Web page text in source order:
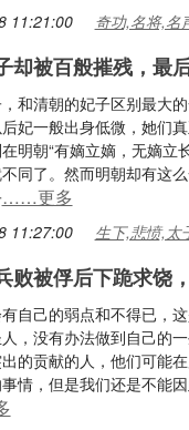
11:21:00 奇功,名将,名
却被百般摧残，最
和清朝的妃子区别最大
妃一般出身低微，她们
明朝“有嫡立嫡，无嫡立
同了。然而明朝却有这
……更多
11:27:00 生下,悲愤,太
败被俘后下跪求饶
自己的弱点和不得已，
，没有办法做到自己的
的贡献的人，他们可能
情，但是我们还是不能